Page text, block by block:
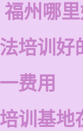
州哪
培训好
费用
训基地